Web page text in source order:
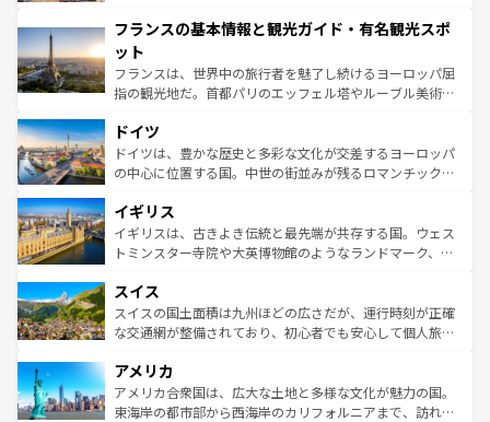
ませてくれるイタリアで、忘れられない旅をしてみよう！
なお、新着のイタリア情報は
しい。
文化が根付くこの国では、情熱的なフラメンコ、熱気あふ
れる闘牛、そして美味しいタパスが生活の一部となってい
る。首都マドリードの洗練された雰囲気や、バルセロナの
アートに溢れた街角から、地方では古代ローマ遺跡や中世
せる。地方によって風土や気候が異なるスペインはその個
性で訪れる人を魅了する。 なお、新着のスペイン情報は コ
ンテンツ一覧を参照してほしい。
フランスの基本情報と観光ガイド・有名観光スポ
ット
フランスは、世界中の旅行者を魅了し続けるヨーロッパ屈
指の観光地だ。首都パリのエッフェル塔やルーブル美術館
で、幅広い魅力が詰まっている。華麗な宮殿、歴史的な大
聖堂、美しいビーチ、そして豊かな自然が、訪れる者を心
から魅了する。また、フランスは美食の国としても知ら
いる。シャンパンの発祥地であるランス、プロヴァンスの
香り高いラベンダー畑など、多彩な楽しみ方が可能だ。さ
らに、パリ以外の地域にも魅力が溢れており、どの街角に
れる地方に足を運ぶとそれぞれで全く異なる文化を体験で
きるだろう。 なお、新着のフランス情報はコンテンツ一覧
を参照してほしい。
ドイツ
ドイツは、豊かな歴史と多彩な文化が交差するヨーロッパ
の中心に位置する国。中世の街並みが残るロマンチック街
顔を持つこの国は、どこを歩いても飽きることがない。ベ
ルリンの文化的活気、バイエルン州のアルプスの絶景、そ
してライン川沿いのワイン畑といった風景は必見。ビール
は、お酒好きな人にはぜひ体験してほしい。 なお、新着の
ドイツ情報はコンテンツ一覧を参照してほしい。
イギリス
イギリスは、古きよき伝統と最先端が共存する国。ウェス
トミンスター寺院や大英博物館のようなランドマーク、歴
リアごとに異なる魅力がある。また、優雅なアフタヌーン
ティー、ビール好きにはたまらない英国パブ、サッカー観
戦など、本場だからこそできる体験も豊富。イギリスを旅
ンツ一覧を参照してほしい。
スイス
スイスの国土面積は九州ほどの広さだが、運行時刻が正確
な交通網が整備されており、初心者でも安心して個人旅行
の建物がそのまま残る町や、スイスならではのユニークな
博物館もあり、アルプス観光だけでなく町歩きも満喫する
ことができる。国民の所得が高いため物価も高いが、旅行
アメリカ
アメリカ合衆国は、広大な土地と多様な文化が魅力の国。
東海岸の都市部から西海岸のカリフォルニアまで、訪れる